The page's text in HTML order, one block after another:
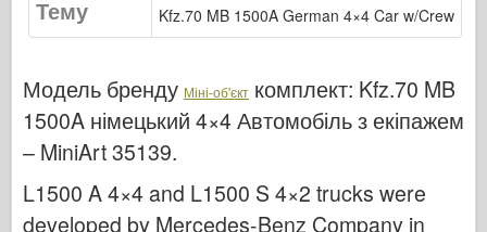
Бронко
Кібер-хобі
Дніпромодель
Дракон
Едуард
Модель E.T.
Тонкі форми
Тему
Kfz.70 MB 1500A German 4×4 Car w/Crew
Модель бренду Міні-об'єкт комплект: Kfz.70 MB
1500A німецький 4×4 Автомобіль з екіпажем
– MiniArt 35139.
L1500 A 4×4 and L1500 S 4×2 trucks were
developed by Mercedes-Benz Company in